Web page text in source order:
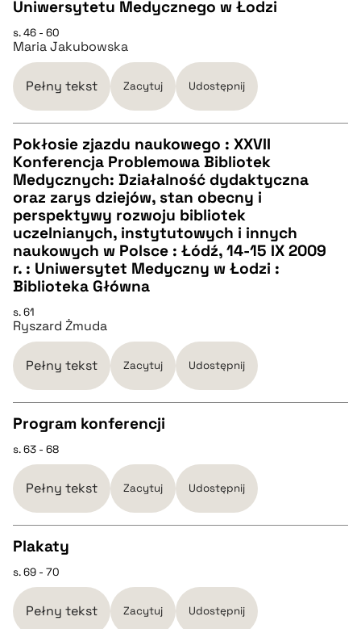
CZYSTY TEKST
pobierz cytat
BIBTEX
pobierz cytat
Uniwersytetu Medycznego w Łodzi
s. 46 - 60
Maria Jakubowska
Pełny tekst Zacytuj Udostępnij
CZYSTY TEKST
pobierz cytat
BIBTEX
pobierz cytat
Pokłosie zjazdu naukowego : XXVII
Konferencja Problemowa Bibliotek
Medycznych: Działalność dydaktyczna
oraz zarys dziejów, stan obecny i
perspektywy rozwoju bibliotek
uczelnianych, instytutowych i innych
naukowych w Polsce : Łódź, 14-15 IX 2009
r. : Uniwersytet Medyczny w Łodzi :
Biblioteka Główna
s. 61
Ryszard Żmuda
Pełny tekst Zacytuj Udostępnij
CZYSTY TEKST
pobierz cytat
BIBTEX
pobierz cytat
Program konferencji
s. 63 - 68
Pełny tekst Zacytuj Udostępnij
CZYSTY TEKST
pobierz cytat
Plakaty
s. 69 - 70
Pełny tekst Zacytuj Udostępnij